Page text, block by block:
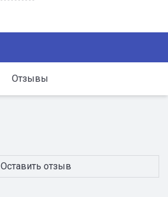
Отзывы
Оставить отзыв